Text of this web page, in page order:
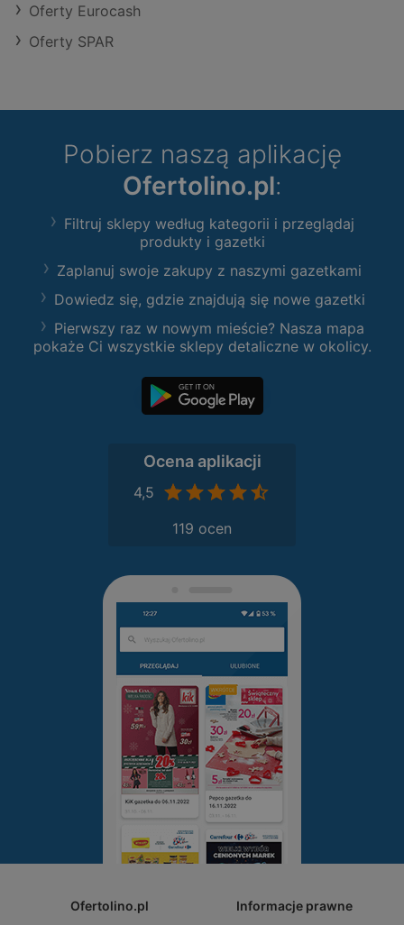
Oferty Eurocash
Oferty SPAR
Pobierz naszą aplikację
Ofertolino.pl:
Filtruj sklepy według kategorii i przeglądaj
produkty i gazetki
Zaplanuj swoje zakupy z naszymi gazetkami
Dowiedz się, gdzie znajdują się nowe gazetki
Pierwszy raz w nowym mieście? Nasza mapa
pokaże Ci wszystkie sklepy detaliczne w okolicy.
Ocena aplikacji
4,5
119 ocen
Ofertolino.pl Informacje prawne